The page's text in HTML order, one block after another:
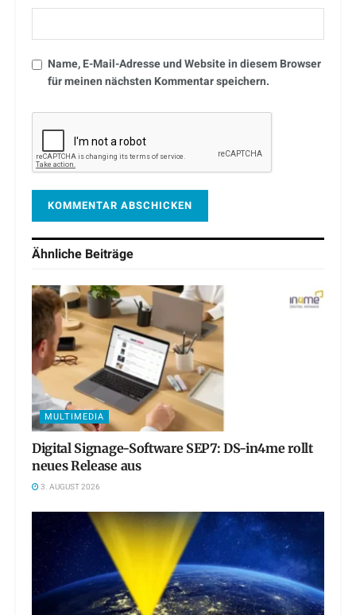
Name, E-Mail-Adresse und Website in diesem Browser
für meinen nächsten Kommentar speichern.
Ähnliche Beiträge
MULTIMEDIA
Digital Signage-Software SEP7: DS-in4me rollt
neues Release aus
3. AUGUST 2026